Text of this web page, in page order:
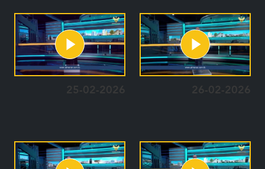
26-02-2026
25-02-2026